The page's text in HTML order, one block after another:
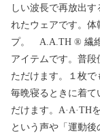
しい波長で再放出
れたウェアです。体
プ。 A.A.TH ® 繊維
アイテムです。普
ただけます。１枚で
毎晩寝るときに着て
だけます。A·A·TH
という声や「運動